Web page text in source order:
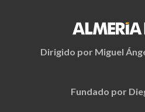
Dirigido por Miguel
Fundado por